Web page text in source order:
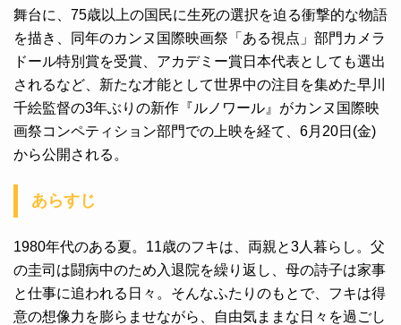
舞台に、75歳以上の国民に生死の選択を迫る衝撃的な物語
を描き、同年のカンヌ国際映画祭「ある視点」部門カメラ
ドール特別賞を受賞、アカデミー賞日本代表としても選出
されるなど、新たな才能として世界中の注目を集めた早川
千絵監督の3年ぶりの新作『ルノワール』がカンヌ国際映
画祭コンペティション部門での上映を経て、6月20日(金)
から公開される。
あらすじ
1980年代のある夏。11歳のフキは、両親と3人暮らし。父
の圭司は闘病中のため入退院を繰り返し、母の詩子は家事
と仕事に追われる日々。そんなふたりのもとで、フキは得
意の想像力を膨らませながら、自由気ままな日々を過ごし